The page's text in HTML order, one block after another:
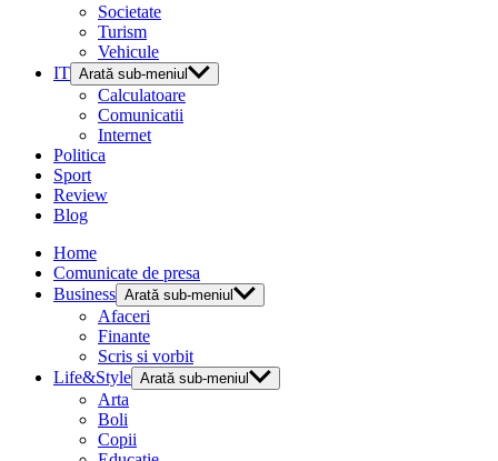
Societate
Turism
Vehicule
IT Arată sub-meniul
Calculatoare
Comunicatii
Internet
Politica
Sport
Review
Blog
Home
Comunicate de presa
Business Arată sub-meniul
Afaceri
Finante
Scris si vorbit
Life&Style Arată sub-meniul
Arta
Boli
Copii